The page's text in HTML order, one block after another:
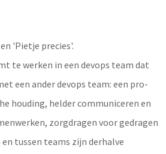
'Pietje precies'.
te werken in een devops team dat
een ander devops team: een pro-
houding, helder communiceren en
zorgdragen voor gedragen
tussen teams zijn derhalve